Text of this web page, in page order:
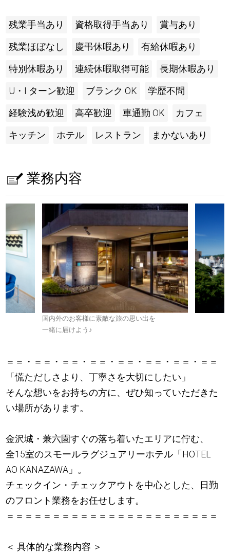
残業手当あり 資格取得手当あり 賞与あり
残業ほぼなし 慶弔休暇あり 有給休暇あり
特別休暇あり 連続休暇取得可能 長期休暇あり
U・I ターン歓迎 ブランク OK 学歴不問
経験浅め歓迎 高卒歓迎 車通勤 OK カフェ
キッチン ホテル レストラン まかないあり
業務内容
国内外のお客様に素敵な旅の思い出を
一緒に届けよう ♪
＝＝・＝＝・＝＝・＝＝・＝＝・＝＝・＝＝・＝＝
「慌ただしさより、丁寧さを大切にしたい」
そんな想いをお持ちの方に、ぜひ知っていただきた
い場所があります。
金沢城・兼六園すぐの落ち着いたエリアに佇む、
全15室のスモールラグジュアリーホテル「HOTEL
AO KANAZAWA」。
チェックイン・チェックアウトを中心とした、日勤
のフロント業務をお任せします。
＝＝＝＝＝＝＝＝＝＝＝＝＝＝＝＝＝＝＝＝＝＝＝
＜ 具体的な業務内容 ＞